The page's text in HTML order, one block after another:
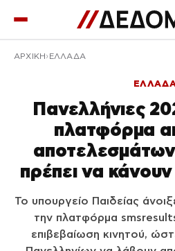
ΑΡΧΙΚΉ ΕΛΛΑΔΑ
Πανελλήνιες
πλατφόρμα
αποτελεσμάτων
πρέπει να
Το υπουργείο Παιδείας
την πλατφόρμα
επιβεβαίωση κινητού,